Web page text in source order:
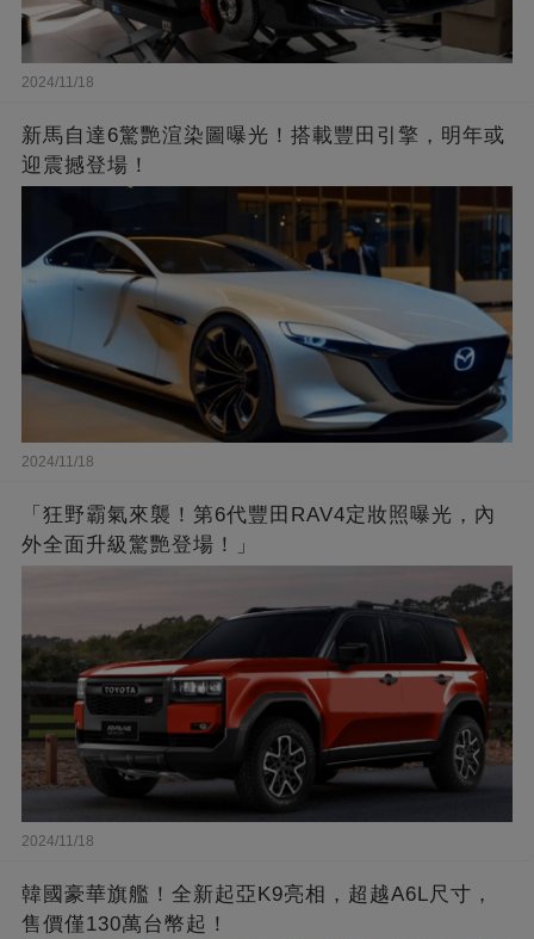
2024/11/18
新馬自達6驚艷渲染圖曝光！搭載豐田引擎，明年或
迎震撼登場！
2024/11/18
「狂野霸氣來襲！第6代豐田RAV4定妝照曝光，內
外全面升級驚艷登場！」
2024/11/18
韓國豪華旗艦！全新起亞K9亮相，超越A6L尺寸，
售價僅130萬台幣起！